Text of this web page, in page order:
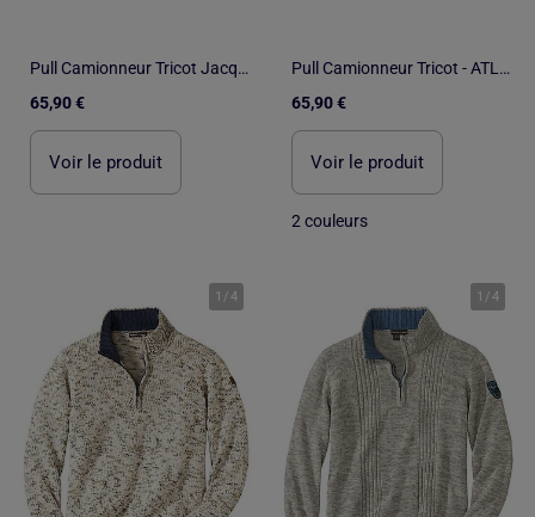
Pull Camionneur Tricot Jacquard - ATLAS FOR MEN
65,90 €
Voir le produit
Pull Camionneur Tricot - ATLAS FOR MEN
65,90 €
Voir le produit
2 couleurs
1 /4 1 /4